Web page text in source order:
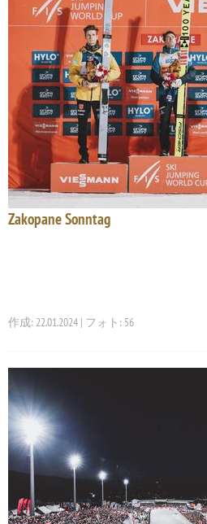
Zakopane Sonntag
作成: 22.01.2024 | フォト: 56